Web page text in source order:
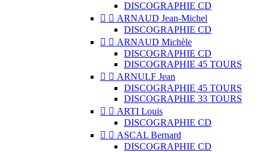
DISCOGRAPHIE CD
  ARNAUD Jean-Michel
DISCOGRAPHIE CD
  ARNAUD Michèle
DISCOGRAPHIE CD
DISCOGRAPHIE 45 TOURS
  ARNULF Jean
DISCOGRAPHIE 45 TOURS
DISCOGRAPHIE 33 TOURS
  ARTI Louis
DISCOGRAPHIE CD
  ASCAL Bernard
DISCOGRAPHIE CD